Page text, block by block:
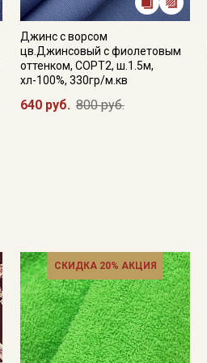
Джинс с ворсом
цв.Джинсовый с фиолетовым
оттенком, СОРТ2, ш.1.5м,
хл-100%, 330гр/м.кв
640 руб. 800 руб.
СКИДКА 20% АКЦИЯ